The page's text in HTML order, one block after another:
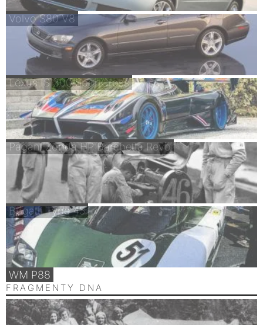
Volvo S80 V8
Lexus IS 300 SportCross
Pagani Zonda HP Barchetta Revo
Bugatti Type 45
WM P88
FRAGMENTY DNA